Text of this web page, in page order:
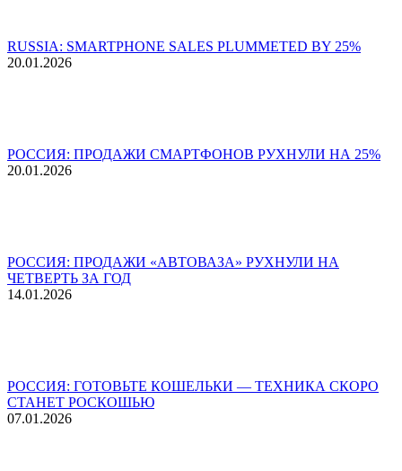
RUSSIA: SMARTPHONE SALES PLUMMETED BY 25%
20.01.2026
РОССИЯ: ПРОДАЖИ СМАРТФОНОВ РУХНУЛИ НА 25%
20.01.2026
РОССИЯ: ПРОДАЖИ «АВТОВАЗА» РУХНУЛИ НА
ЧЕТВЕРТЬ ЗА ГОД
14.01.2026
РОССИЯ: ГОТОВЬТЕ КОШЕЛЬКИ — ТЕХНИКА СКОРО
СТАНЕТ РОСКОШЬЮ
07.01.2026